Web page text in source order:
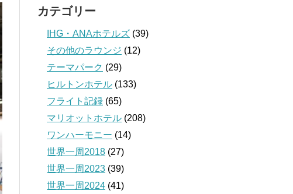
カテゴリー
IHG・ANAホテルズ (39)
その他のラウンジ (12)
テーマパーク (29)
ヒルトンホテル (133)
フライト記録 (65)
マリオットホテル (208)
ワンハーモニー (14)
世界一周2018 (27)
世界一周2023 (39)
世界一周2024 (41)